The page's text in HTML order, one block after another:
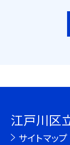
江戸川区
サイトマップ